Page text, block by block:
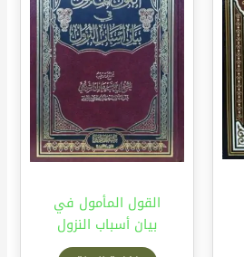
القول المأمول في
بيان أسباب النزول